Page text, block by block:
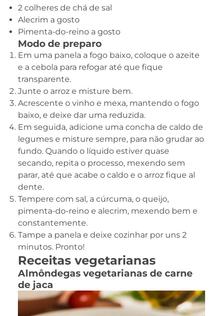
2 colheres de chá de sal
Alecrim a gosto
Pimenta-do-reino a gosto
Modo de preparo
Em uma panela a fogo baixo, coloque o azeite
e a cebola para refogar até que fique
transparente.
Junte o arroz e misture bem.
Acrescente o vinho e mexa, mantendo o fogo
baixo, e deixe dar uma reduzida.
Em seguida, adicione uma concha de caldo de
legumes e misture sempre, para não grudar ao
fundo. Quando o líquido estiver quase
secando, repita o processo, mexendo sem
parar, até que acabe o caldo e o arroz fique al
dente.
Tempere com sal, a cúrcuma, o queijo,
pimenta-do-reino e alecrim, mexendo bem e
constantemente.
Tampe a panela e deixe cozinhar por uns 2
minutos. Pronto!
Receitas vegetarianas
Almôndegas vegetarianas de carne
de jaca